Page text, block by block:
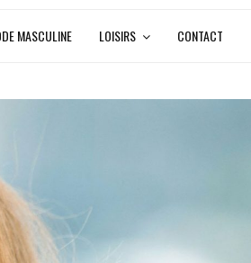
MASCULINE LOISIRS CONTACT